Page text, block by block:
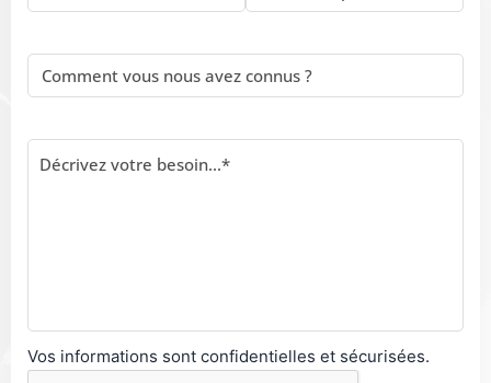
Vos informations sont confidentielles et sécurisées.